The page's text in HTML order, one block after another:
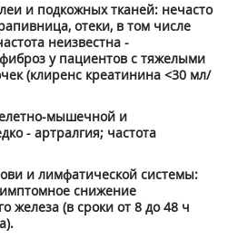
и подкожных тканей: нечасто
отеки, в том числе
неизвестна -
у пациентов с тяжелыми
(клиренс креатинина <30 мл/
мышечной и
- артралгия; частота
и лимфатической системы:
снижение
железа (в сроки от 8 до 48 ч